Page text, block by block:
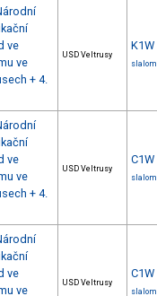
ve
ve
+ 4.
USD Veltrusy
K1W
slalom
ve
ve
+ 4.
USD Veltrusy
C1W
slalom
ve
ve
USD Veltrusy
C1W
slalom